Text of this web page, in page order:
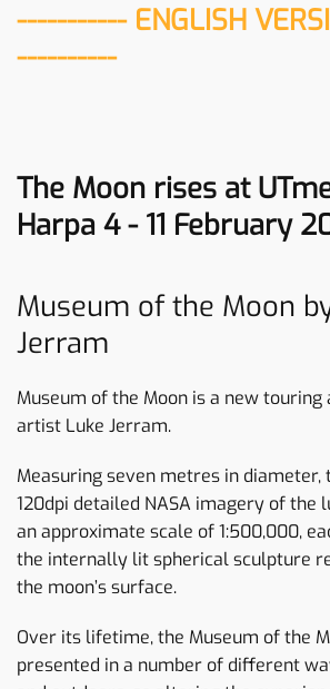
----------- ENGLISH
----------
The Moon rises at
Harpa 4 - 11 February
Museum of the Moon
Jerram
Museum of the Moon is a new touring
artist Luke Jerram.
Measuring seven metres in
120dpi detailed NASA imagery of the
an approximate scale of 1:500,000,
the internally lit spherical sculpture
the moon’s surface.
Over its lifetime, the Museum of the
presented in a number of different